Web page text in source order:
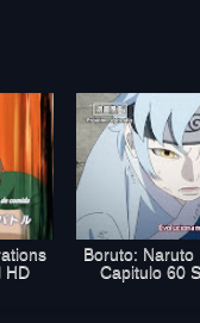
HD
Boruto: Naruto
Capitulo 60